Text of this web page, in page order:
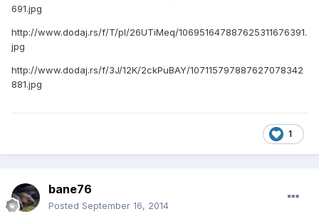
691.jpg
http://www.dodaj.rs/f/T/pI/26UTiMeq/106951647887625311676391.
jpg
http://www.dodaj.rs/f/3J/12K/2ckPuBAY/107115797887627078342
881.jpg
1
bane76
Posted September 16, 2014